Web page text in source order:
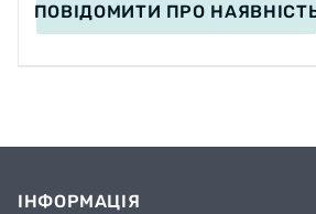
ПОВІДОМИТИ ПРО
ІНФОРМАЦІЯ